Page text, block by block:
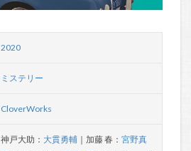
2020
ミステリー
CloverWorks
神戸大助： 大貫勇輔｜加藤 春： 宮野真